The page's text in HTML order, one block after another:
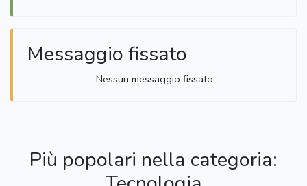
Messaggio fissato
Nessun messaggio fissato
Più popolari nella categoria: